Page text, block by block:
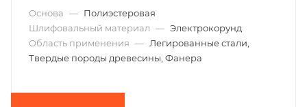
Основа — Полиэстеровая
Шлифовальный материал — Электрокорунд
Область применения — Легированные стали,
Твердые породы древесины, Фанера